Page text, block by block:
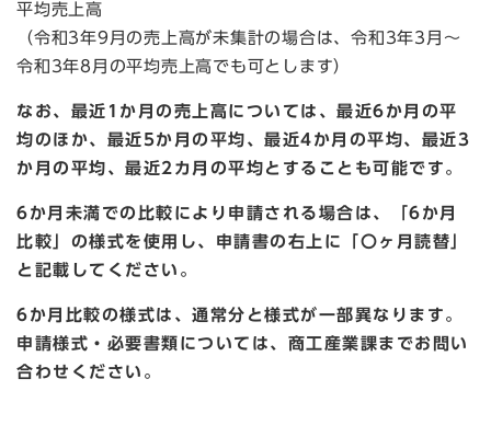
平均売上高
（令和3年9月の売上高が未集計の場合は、令和3年3月～
令和3年8月の平均売上高でも可とします）
なお、最近1か月の売上高については、最近6か月の平
均のほか、最近5か月の平均、最近4か月の平均、最近3
か月の平均、最近2カ月の平均とすることも可能です。
6か月未満での比較により申請される場合は、「6か月
比較」の様式を使用し、申請書の右上に「〇ヶ月読替」
と記載してください。
6か月比較の様式は、通常分と様式が一部異なります。
申請様式・必要書類については、商工産業課までお問い
合わせください。